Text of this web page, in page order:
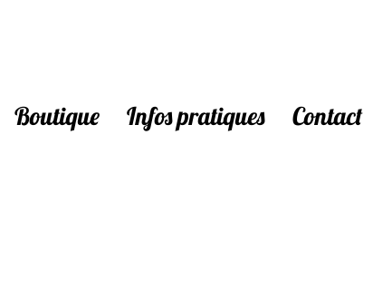
Boutique Infos pratiques Contact